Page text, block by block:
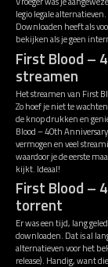
legio legale
Downloaden heeft als
bekijken als je geen
First Blood –
streamen
Het streamen van First
Zo hoef je niet te
de knop drukken en
Blood – 40th
vermogen en veel
waardoor je de eerste
kijkt. Ideaal!
First Blood –
torrent
Er was een tijd, lang
downloaden. Dat is al
alternatieven voor het
release). Handig, want